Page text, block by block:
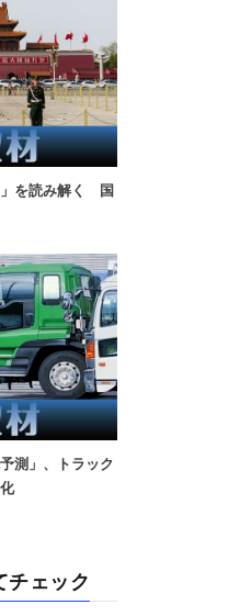
」を読み解く 国
測」、トラック
チェック